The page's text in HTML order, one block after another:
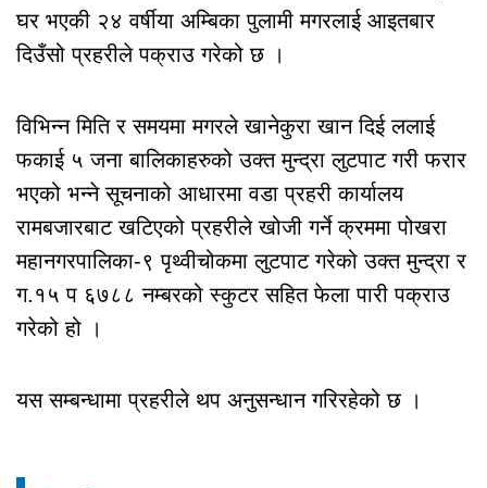
घर भएकी २४ वर्षीया अम्बिका पुलामी मगरलाई आइतबार
दिउँसो प्रहरीले पक्राउ गरेको छ ।
विभिन्न मिति र समयमा मगरले खानेकुरा खान दिई ललाई
फकाई ५ जना बालिकाहरुको उक्त मुन्द्रा लुटपाट गरी फरार
भएको भन्ने सूचनाको आधारमा वडा प्रहरी कार्यालय
रामबजारबाट खटिएको प्रहरीले खोजी गर्ने क्रममा पोखरा
महानगरपालिका-९ पृथ्वीचोकमा लुटपाट गरेको उक्त मुन्द्रा र
ग.१५ प ६७८८ नम्बरको स्कुटर सहित फेला पारी पक्राउ
गरेको हो ।
यस सम्बन्धामा प्रहरीले थप अनुसन्धान गरिरहेको छ ।